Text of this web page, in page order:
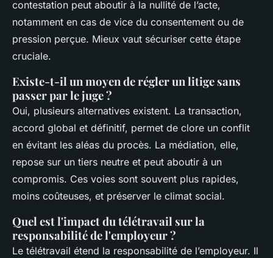
contestation peut aboutir à la nullité de l’acte,
notamment en cas de vice du consentement ou de
pression perçue. Mieux vaut sécuriser cette étape
cruciale.
Existe-t-il un moyen de régler un litige sans
passer par le juge ?
Oui, plusieurs alternatives existent. La transaction,
accord global et définitif, permet de clore un conflit
en évitant les aléas du procès. La médiation, elle,
repose sur un tiers neutre et peut aboutir à un
compromis. Ces voies sont souvent plus rapides,
moins coûteuses, et préserver le climat social.
Quel est l'impact du télétravail sur la
responsabilité de l'employeur ?
Le télétravail étend la responsabilité de l’employeur. Il